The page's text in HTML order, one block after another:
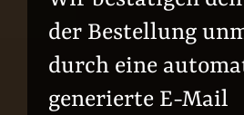
der Bestellung
durch eine
generierte E-Mail